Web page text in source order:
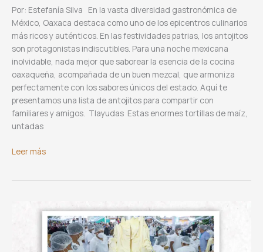
Por: Estefanía Silva En la vasta diversidad gastronómica de
México, Oaxaca destaca como uno de los epicentros culinarios
más ricos y auténticos. En las festividades patrias, los antojitos
son protagonistas indiscutibles. Para una noche mexicana
inolvidable, nada mejor que saborear la esencia de la cocina
oaxaqueña, acompañada de un buen mezcal, que armoniza
perfectamente con los sabores únicos del estado. Aquí te
presentamos una lista de antojitos para compartir con
familiares y amigos. Tlayudas Estas enormes tortillas de maíz,
untadas
Antojitos
Leer más